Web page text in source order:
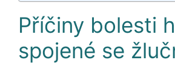
Příčiny bolesti
spojené se